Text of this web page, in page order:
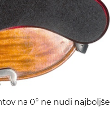
na 0° ne nudi najboljše